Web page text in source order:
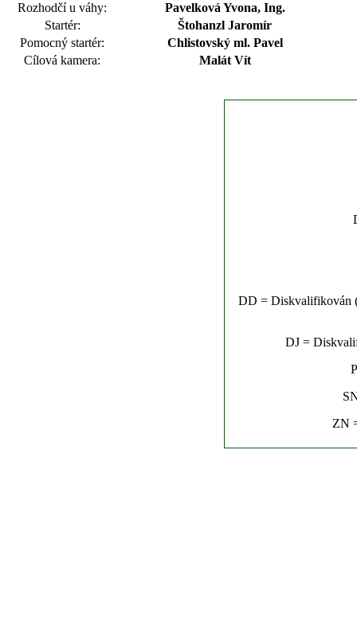
Rozhodčí u váhy:
Pavelková Yvona, Ing.
Startér:
Štohanzl Jaromír
Pomocný startér:
Chlistovský ml. Pavel
Cílová kamera:
Malát Vít
DD = Diskvalifikován
DJ =
ZN